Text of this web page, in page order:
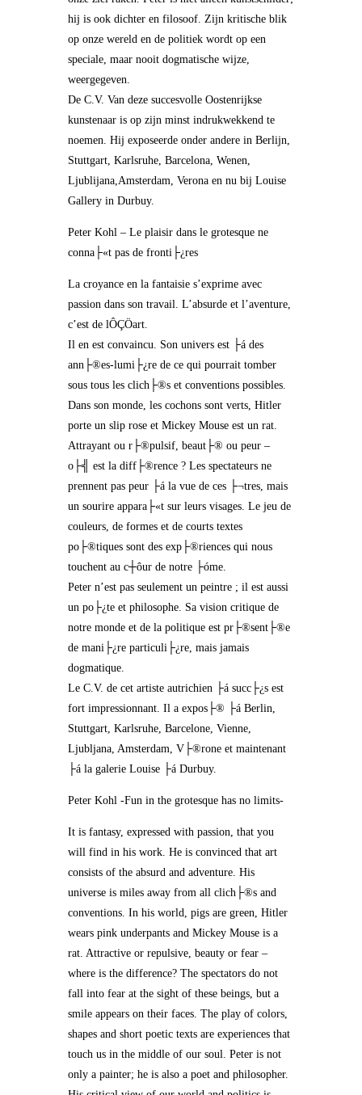
hij is ook dichter en filosoof. Zijn kritische blik
op onze wereld en de politiek wordt op een
speciale, maar nooit dogmatische wijze,
weergegeven.
De C.V. Van deze succesvolle Oostenrijkse
kunstenaar is op zijn minst indrukwekkend te
noemen. Hij exposeerde onder andere in Berlijn,
Stuttgart, Karlsruhe, Barcelona, Wenen,
Ljublijana,Amsterdam, Verona en nu bij Louise
Gallery in Durbuy.
Peter Kohl – Le plaisir dans le grotesque ne
conna├«t pas de fronti├¿res
La croyance en la fantaisie s’exprime avec
passion dans son travail. L’absurde et l’aventure,
c’est de lÔÇÖart.
Il en est convaincu. Son univers est ├á des
ann├®es-lumi├¿re de ce qui pourrait tomber
sous tous les clich├®s et conventions possibles.
Dans son monde, les cochons sont verts, Hitler
porte un slip rose et Mickey Mouse est un rat.
Attrayant ou r├®pulsif, beaut├® ou peur –
o├╣ est la diff├®rence ? Les spectateurs ne
prennent pas peur ├á la vue de ces ├¬tres, mais
un sourire appara├«t sur leurs visages. Le jeu de
couleurs, de formes et de courts textes
po├®tiques sont des exp├®riences qui nous
touchent au c┼ôur de notre ├óme.
Peter n’est pas seulement un peintre ; il est aussi
un po├¿te et philosophe. Sa vision critique de
notre monde et de la politique est pr├®sent├®e
de mani├¿re particuli├¿re, mais jamais
dogmatique.
Le C.V. de cet artiste autrichien ├á succ├¿s est
fort impressionnant. Il a expos├® ├á Berlin,
Stuttgart, Karlsruhe, Barcelone, Vienne,
Ljubljana, Amsterdam, V├®rone et maintenant
├á la galerie Louise ├á Durbuy.
Peter Kohl -Fun in the grotesque has no limits-
It is fantasy, expressed with passion, that you
will find in his work. He is convinced that art
consists of the absurd and adventure. His
universe is miles away from all clich├®s and
conventions. In his world, pigs are green, Hitler
wears pink underpants and Mickey Mouse is a
rat. Attractive or repulsive, beauty or fear –
where is the difference? The spectators do not
fall into fear at the sight of these beings, but a
smile appears on their faces. The play of colors,
shapes and short poetic texts are experiences that
touch us in the middle of our soul. Peter is not
only a painter; he is also a poet and philosopher.